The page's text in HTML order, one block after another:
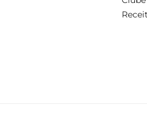
padrões de